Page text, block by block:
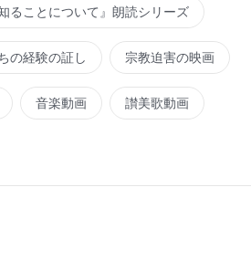
知ることについて』朗読シリーズ
の経験の証し 宗教迫害の映画
音楽動画 讃美歌動画